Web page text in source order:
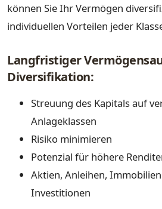
können Sie Ihr Vermögen
individuellen Vorteilen jeder
Langfristiger
Diversifikation:
Streuung des Kapitals auf
Anlageklassen
Risiko minimieren
Potenzial für höhere
Aktien, Anleihen,
Investitionen